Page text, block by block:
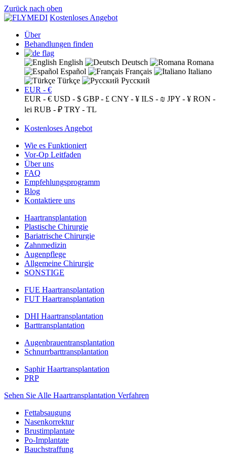
Zurück nach oben
Kostenloses Angebot
Über
Behandlungen finden
English Deutsch
Romana
Español
Français
Italiano
Türkçe
Русский
EUR - €
EUR - € USD - $ GBP - £ CNY - ¥ ILS - ₪ JPY - ¥ RON -
lei RUB - ₽ TRY - TL
Kostenloses Angebot
Wie es Funktioniert
Vor-Op Leitfaden
Über uns
FAQ
Empfehlungsprogramm
Blog
Kontaktiere uns
Haartransplantation
Plastische Chirurgie
Bariatrische Chirurgie
Zahnmedizin
Augenpflege
Allgemeine Chirurgie
SONSTIGE
FUE Haartransplantation
FUT Haartransplantation
DHI Haartransplantation
Barttransplantation
Augenbrauentransplantation
Schnurrbarttransplantation
Saphir Haartransplantation
PRP
Sehen Sie Alle Haartransplantation Verfahren
Fettabsaugung
Nasenkorrektur
Brustimplantate
Po-Implantate
Bauchstraffung